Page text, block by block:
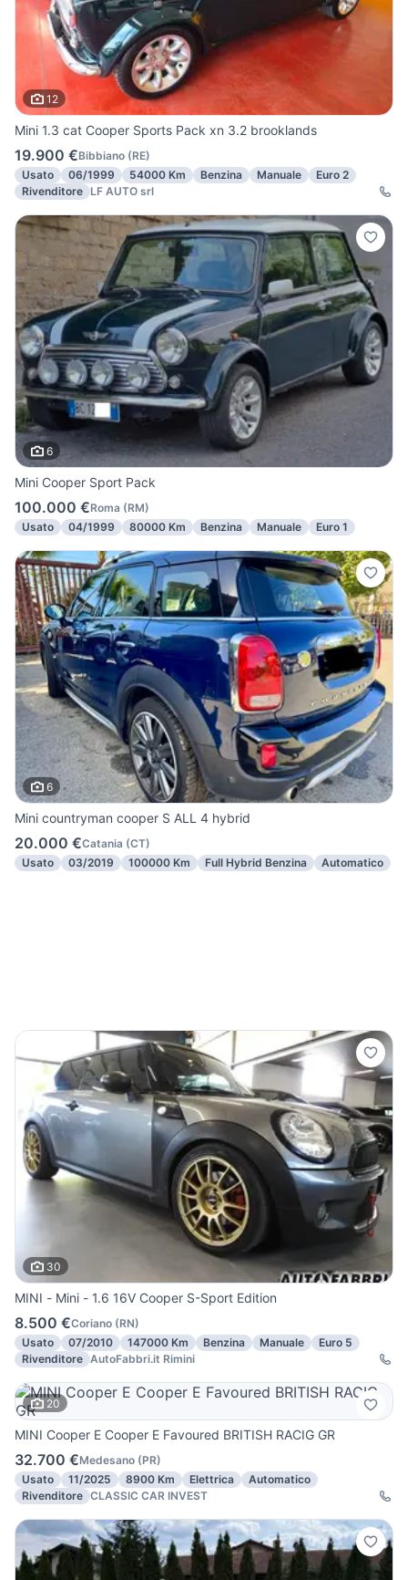
12
Mini 1.3 cat Cooper Sports Pack xn 3.2 brooklands
19.900 €Bibbiano (RE)
Usato
06/1999 54000 Km Benzina Manuale
Euro 2
Rivenditore LF AUTO srl
6
Mini Cooper Sport Pack
100.000 €Roma (RM)
Usato
04/1999 80000 Km Benzina Manuale Euro 1
6
Mini countryman cooper S ALL 4 hybrid
20.000 €Catania (CT)
Usato
03/2019 100000 Km Full Hybrid Benzina Automatico
30
MINI - Mini - 1.6 16V Cooper S-Sport Edition
8.500 €Coriano (RN)
Usato
07/2010 147000 Km Benzina Manuale
Euro 5
Rivenditore AutoFabbri.it Rimini
20
MINI Cooper E Cooper E Favoured BRITISH RACIG GR
32.700 €Medesano (PR)
Usato
11/2025 8900 Km Elettrica
Automatico
Rivenditore CLASSIC CAR INVEST